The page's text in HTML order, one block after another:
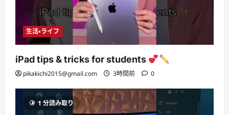
生活・ライフ
iPad tips & tricks for students
pikakichi2015@gmail.com 3時間前 0
1 分読み取り